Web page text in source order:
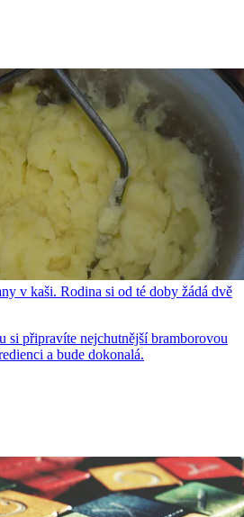
v kaši. Rodina si od té doby žádá dvě
si připravíte nejchutnější bramborovou
a bude dokonalá.